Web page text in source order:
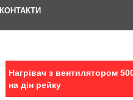
КОНТАКТИ
Нагрівач з вентилятором
на дін рейку